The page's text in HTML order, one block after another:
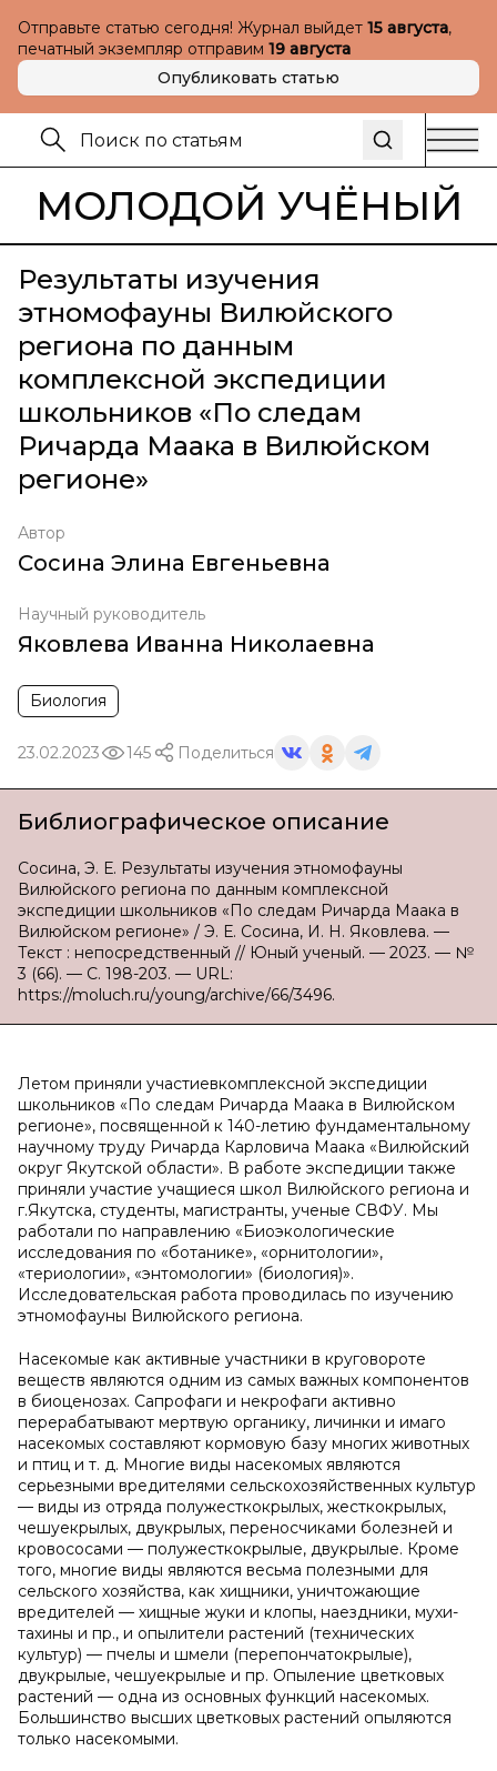
Отправьте статью сегодня! Журнал выйдет 15 августа,
печатный экземпляр отправим 19 августа
Опубликовать статью
МОЛОДОЙ УЧЁНЫЙ
Результаты изучения
этномофауны Вилюйского
региона по данным
комплексной экспедиции
школьников «По следам
Ричарда Маака в Вилюйском
регионе»
Автор
Сосина Элина Евгеньевна
Научный руководитель
Яковлева Иванна Николаевна
Биология
23.02.2023 145 Поделиться
Библиографическое описание
Сосина, Э. Е. Результаты изучения этномофауны
Вилюйского региона по данным комплексной
экспедиции школьников «По следам Ричарда Маака в
Вилюйском регионе» / Э. Е. Сосина, И. Н. Яковлева. —
Текст : непосредственный // Юный ученый. — 2023. — №
3 (66). — С. 198-203. — URL:
https://moluch.ru/young/archive/66/3496.
Летом приняли участиевкомплексной экспедиции
школьников «По следам Ричарда Маака в Вилюйском
регионе», посвященной к 140-летию фундаментальному
научному труду Ричарда Карловича Маака «Вилюйский
округ Якутской области». В работе экспедиции также
приняли участие учащиеся школ Вилюйского региона и
г.Якутска, студенты, магистранты, ученые СВФУ. Мы
работали по направлению «Биоэкологические
исследования по «ботанике», «орнитологии»,
«териологии», «энтомологии» (биология)».
Исследовательская работа проводилась по изучению
этномофауны Вилюйского региона.
Насекомые как активные участники в круговороте
веществ являются одним из самых важных компонентов
в биоценозах. Сапрофаги и некрофаги активно
перерабатывают мертвую органику, личинки и имаго
насекомых составляют кормовую базу многих животных
и птиц и т. д. Многие виды насекомых являются
серьезными вредителями сельскохозяйственных культур
— виды из отряда полужесткокрылых, жесткокрылых,
чешуекрылых, двукрылых, переносчиками болезней и
кровососами — полужесткокрылые, двукрылые. Кроме
того, многие виды являются весьма полезными для
сельского хозяйства, как хищники, уничтожающие
вредителей — хищные жуки и клопы, наездники, мухи-
тахины и пр., и опылители растений (технических
культур) — пчелы и шмели (перепончатокрылые),
двукрылые, чешуекрылые и пр. Опыление цветковых
растений — одна из основных функций насекомых.
Большинство высших цветковых растений опыляются
только насекомыми.